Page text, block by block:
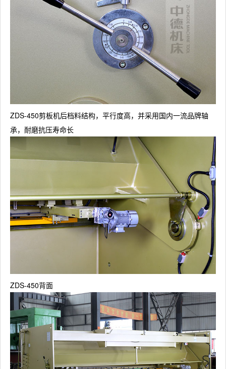
ZDS-450剪板机后档料结构，平行度高，并采用国内一流品牌轴
承，耐磨抗压寿命长
ZDS-450背面